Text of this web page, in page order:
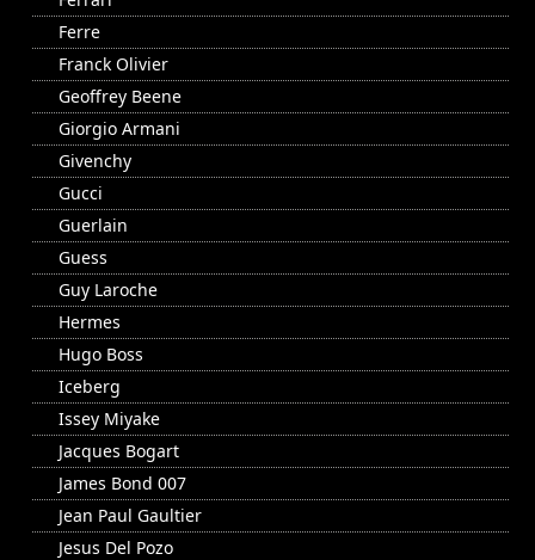
Ferre
Franck Olivier
Geoffrey Beene
Giorgio Armani
Givenchy
Gucci
Guerlain
Guess
Guy Laroche
Hermes
Hugo Boss
Iceberg
Issey Miyake
Jacques Bogart
James Bond 007
Jean Paul Gaultier
Jesus Del Pozo